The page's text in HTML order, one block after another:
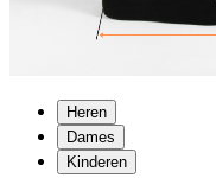
Heren
Dames
Kinderen